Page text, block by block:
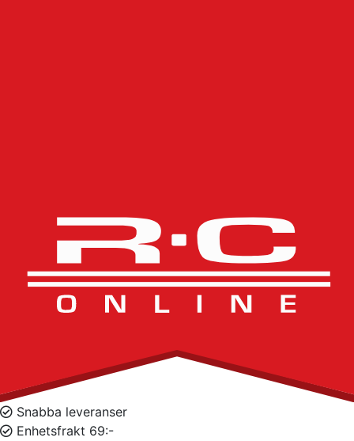
Snabba leveranser
Enhetsfrakt 69:-